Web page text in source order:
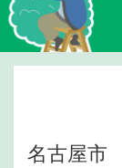
名古屋市